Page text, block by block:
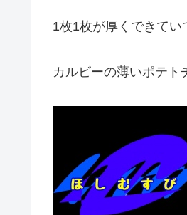
1枚1枚が厚くできてい
カルビーの薄いポテト